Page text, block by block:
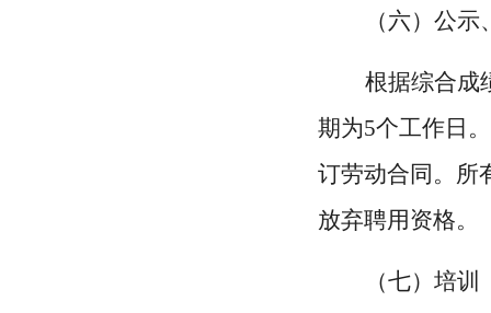
（六）公示
根据综合成
期为5个工作日
订劳动合同。所
放弃聘用资格。
（七）培训